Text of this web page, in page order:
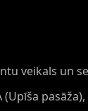
veikals un
pasāža),